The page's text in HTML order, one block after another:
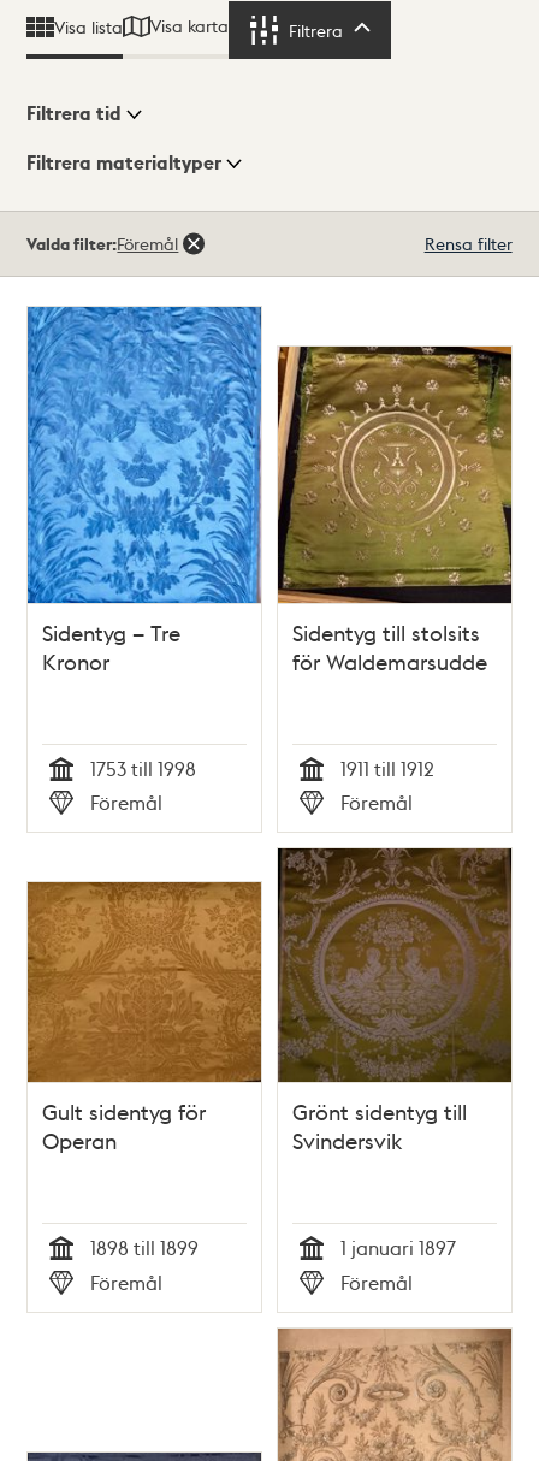
Visa lista Visa karta Filtrera
Visningsläge
Filtrera tid
Filtrera materialtyper
träffar
Valda filter:Föremål Rensa filter
Sidentyg – Tre
Kronor
Tid
1753 till 1998
Typ
Föremål
Sidentyg till stolsits
för Waldemarsudde
Tid
1911 till 1912
Typ
Föremål
Gult sidentyg för
Operan
Tid
1898 till 1899
Typ
Föremål
Grönt sidentyg till
Svindersvik
Tid
1 januari 1897
Typ
Föremål